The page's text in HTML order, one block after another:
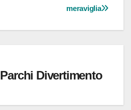
meraviglia
Parchi Divertimento